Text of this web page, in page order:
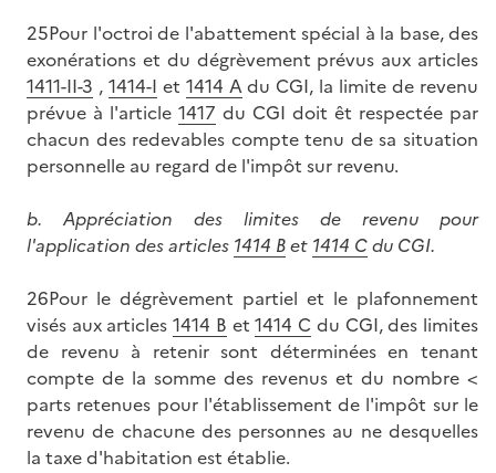
25Pour l'octroi de l'abattement spécial à la base, des
exonérations et du dégrèvement prévus aux articles
1411-II-3 , 1414-I et 1414 Adu CGI, la limite de revenu
prévue à l'article 1417 du CGI doit êt respectée par
chacun des redevables compte tenu de sa situation
personnelle au regard de l'impôt sur revenu.
b.
Appréciation des limites de revenu pour
l'application des articles 1414 Bet 1414 Cdu CGI.
26Pour le dégrèvement partiel et le plafonnement
visés aux articles1414 B et1414 C du CGI, des limites
de revenu à retenir sont déterminées en tenant
compte de la somme des revenus et du nombre <
parts retenues pour l'établissement de l'impôt sur le
revenu de chacune des personnes au ne desquelles
la taxe d'habitation est établie.